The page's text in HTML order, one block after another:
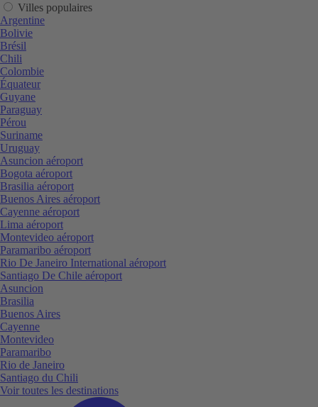
Villes populaires
Argentine
Bolivie
Brésil
Chili
Colombie
Équateur
Guyane
Paraguay
Pérou
Suriname
Uruguay
Asuncion aéroport
Bogota aéroport
Brasilia aéroport
Buenos Aires aéroport
Cayenne aéroport
Lima aéroport
Montevideo aéroport
Paramaribo aéroport
Rio De Janeiro International aéroport
Santiago De Chile aéroport
Asuncion
Brasilia
Buenos Aires
Cayenne
Montevideo
Paramaribo
Rio de Janeiro
Santiago du Chili
Voir toutes les destinations